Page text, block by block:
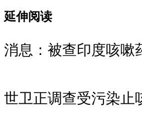
延伸阅读
消息：被查印度咳嗽
世卫正调查受污染止